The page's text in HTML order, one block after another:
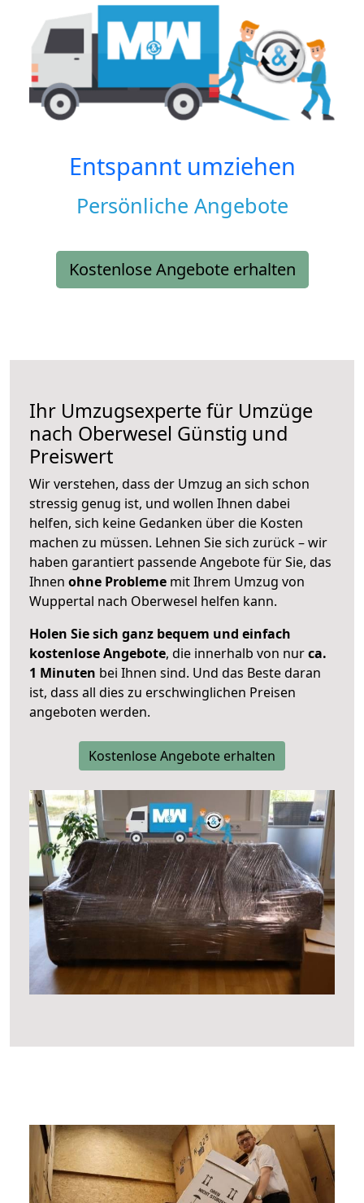
Entspannt umziehen
Persönliche Angebote
Kostenlose Angebote erhalten
Ihr Umzugsexperte für Umzüge
nach Oberwesel Günstig und
Preiswert
Wir verstehen, dass der Umzug an sich schon
stressig genug ist, und wollen Ihnen dabei
helfen, sich keine Gedanken über die Kosten
machen zu müssen. Lehnen Sie sich zurück – wir
haben garantiert passende Angebote für Sie, das
Ihnen ohne Probleme mit Ihrem Umzug von
Wuppertal nach Oberwesel helfen kann.
Holen Sie sich ganz bequem und einfach
kostenlose Angebote, die innerhalb von nurca.
1 Minuten bei Ihnen sind. Und das Beste daran
ist, dass all dies zu erschwinglichen Preisen
angeboten werden.
Kostenlose Angebote erhalten